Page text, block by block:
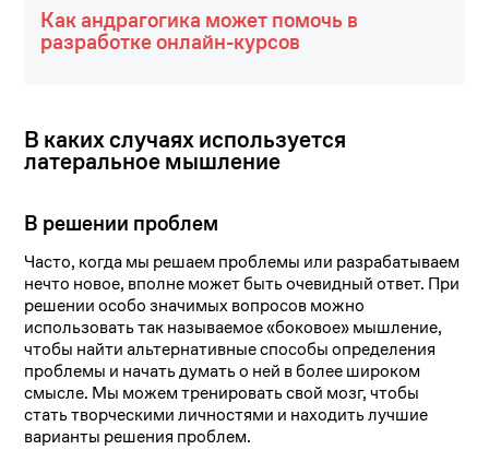
Как андрагогика может помочь в
разработке онлайн-курсов
В каких случаях используется
латеральное мышление
В решении проблем
Часто, когда мы решаем проблемы или разрабатываем
нечто новое, вполне может быть очевидный ответ. При
решении особо значимых вопросов можно
использовать так называемое «боковое» мышление,
чтобы найти альтернативные способы определения
проблемы и начать думать о ней в более широком
смысле. Мы можем тренировать свой мозг, чтобы
стать творческими личностями и находить лучшие
варианты решения проблем.